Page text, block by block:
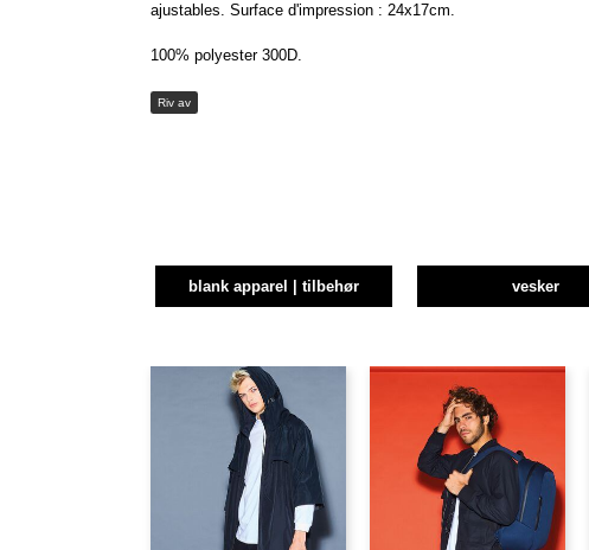
ajustables. Surface d'impression : 24x17cm.
100% polyester 300D.
Riv av
blank apparel | tilbehør vesker